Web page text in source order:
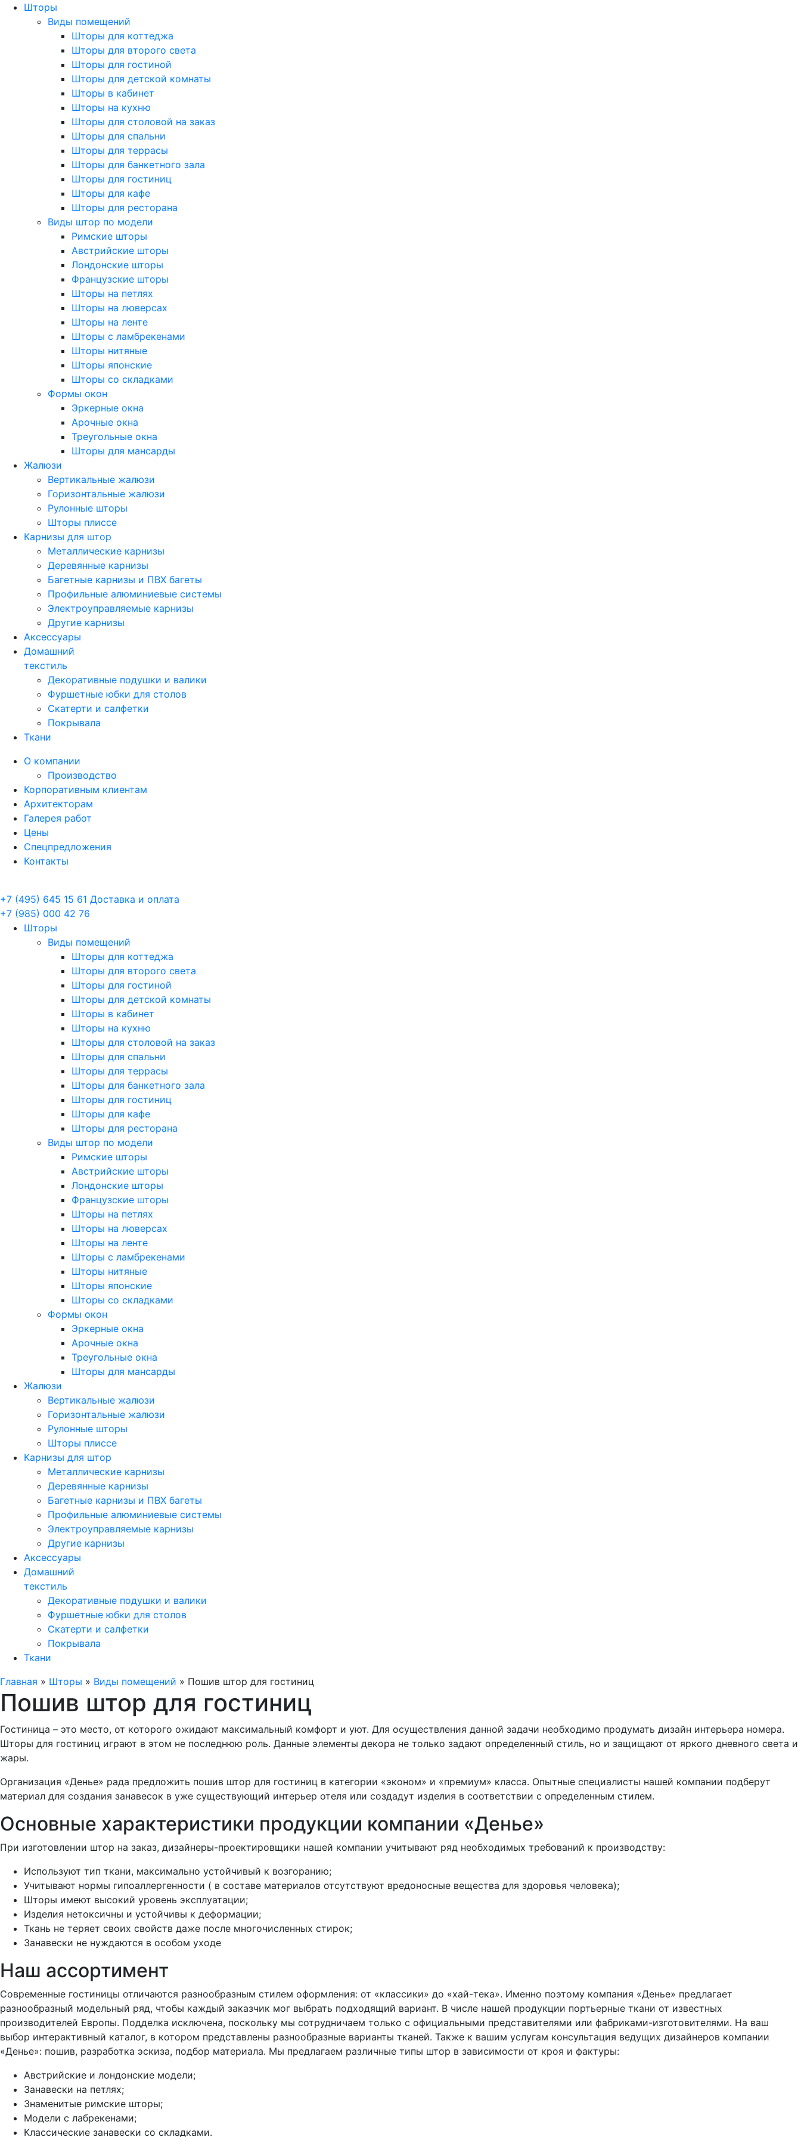
Шторы
Виды помещений
Шторы для коттеджа
Шторы для второго света
Шторы для гостиной
Шторы для детской комнаты
Шторы в кабинет
Шторы на кухню
Шторы для столовой на заказ
Шторы для спальни
Шторы для террасы
Шторы для банкетного зала
Шторы для гостиниц
Шторы для кафе
Шторы для ресторана
Виды штор по модели
Римские шторы
Австрийские шторы
Лондонские шторы
Французские шторы
Шторы на петлях
Шторы на люверсах
Шторы на ленте
Шторы с ламбрекенами
Шторы нитяные
Шторы японские
Шторы со складками
Формы окон
Эркерные окна
Арочные окна
Треугольные окна
Шторы для мансарды
Жалюзи
Вертикальные жалюзи
Горизонтальные жалюзи
Рулонные шторы
Шторы плиссе
Карнизы для штор
Металлические карнизы
Деревянные карнизы
Багетные карнизы и ПВХ багеты
Профильные алюминиевые системы
Электроуправляемые карнизы
Другие карнизы
Аксессуары
Домашний
текстиль
Декоративные подушки и валики
Фуршетные юбки для столов
Скатерти и салфетки
Покрывала
Ткани
О компании
Производство
Корпоративным клиентам
Архитекторам
Галерея работ
Цены
Спецпредложения
Контакты
+7 (495) 645 15 61 Доставка и оплата
+7 (985) 000 42 76
Шторы
Виды помещений
Шторы для коттеджа
Шторы для второго света
Шторы для гостиной
Шторы для детской комнаты
Шторы в кабинет
Шторы на кухню
Шторы для столовой на заказ
Шторы для спальни
Шторы для террасы
Шторы для банкетного зала
Шторы для гостиниц
Шторы для кафе
Шторы для ресторана
Виды штор по модели
Римские шторы
Австрийские шторы
Лондонские шторы
Французские шторы
Шторы на петлях
Шторы на люверсах
Шторы на ленте
Шторы с ламбрекенами
Шторы нитяные
Шторы японские
Шторы со складками
Формы окон
Эркерные окна
Арочные окна
Треугольные окна
Шторы для мансарды
Жалюзи
Вертикальные жалюзи
Горизонтальные жалюзи
Рулонные шторы
Шторы плиссе
Карнизы для штор
Металлические карнизы
Деревянные карнизы
Багетные карнизы и ПВХ багеты
Профильные алюминиевые системы
Электроуправляемые карнизы
Другие карнизы
Аксессуары
Домашний
текстиль
Декоративные подушки и валики
Фуршетные юбки для столов
Скатерти и салфетки
Покрывала
Ткани
Главная » Шторы » Виды помещений » Пошив штор для гостиниц
Пошив штор для гостиниц
Гостиница – это место, от которого ожидают максимальный комфорт и уют. Для осуществления данной задачи необходимо продумать дизайн интерьера номера.
Шторы для гостиниц играют в этом не последнюю роль. Данные элементы декора не только задают определенный стиль, но и защищают от яркого дневного света и
жары.
Организация «Денье» рада предложить пошив штор для гостиниц в категории «эконом» и «премиум» класса. Опытные специалисты нашей компании подберут
материал для создания занавесок в уже существующий интерьер отеля или создадут изделия в соответствии с определенным стилем.
Основные характеристики продукции компании «Денье»
При изготовлении штор на заказ, дизайнеры-проектировщики нашей компании учитывают ряд необходимых требований к производству:
Используют тип ткани, максимально устойчивый к возгоранию;
Учитывают нормы гипоаллергенности ( в составе материалов отсутствуют вредоносные вещества для здоровья человека);
Шторы имеют высокий уровень эксплуатации;
Изделия нетоксичны и устойчивы к деформации;
Ткань не теряет своих свойств даже после многочисленных стирок;
Занавески не нуждаются в особом уходе
Наш ассортимент
Современные гостиницы отличаются разнообразным стилем оформления: от «классики» до «хай-тека». Именно поэтому компания «Денье» предлагает
разнообразный модельный ряд, чтобы каждый заказчик мог выбрать подходящий вариант. В числе нашей продукции портьерные ткани от известных
производителей Европы. Подделка исключена, поскольку мы сотрудничаем только с официальными представителями или фабриками-изготовителями. На ваш
выбор интерактивный каталог, в котором представлены разнообразные варианты тканей. Также к вашим услугам консультация ведущих дизайнеров компании
«Денье»: пошив, разработка эскиза, подбор материала. Мы предлагаем различные типы штор в зависимости от кроя и фактуры:
Австрийские и лондонские модели;
Занавески на петлях;
Знаменитые римские шторы;
Модели с лабрекенами;
Классические занавески со складками.